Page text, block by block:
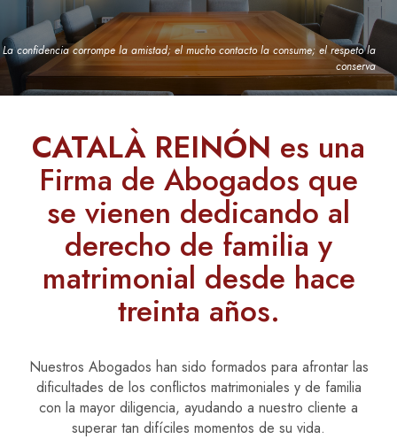
La confidencia corrompe la amistad; el mucho contacto la consume; el respeto la
conserva
CATALÀ REINÓN es una
Firma de Abogados que
se vienen dedicando al
derecho de familia y
matrimonial desde hace
treinta años.
Nuestros Abogados han sido formados para afrontar las
dificultades de los conflictos matrimoniales y de familia
con la mayor diligencia, ayudando a nuestro cliente a
superar tan difíciles momentos de su vida.